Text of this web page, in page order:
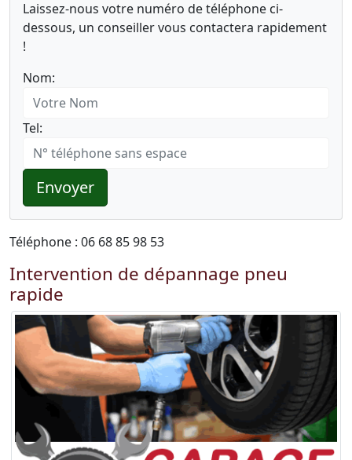
Laissez-nous votre numéro de téléphone ci-
dessous, un conseiller vous contactera rapidement
!
Nom:
Tel:
Envoyer
Téléphone : 06 68 85 98 53
Intervention de dépannage pneu
rapide